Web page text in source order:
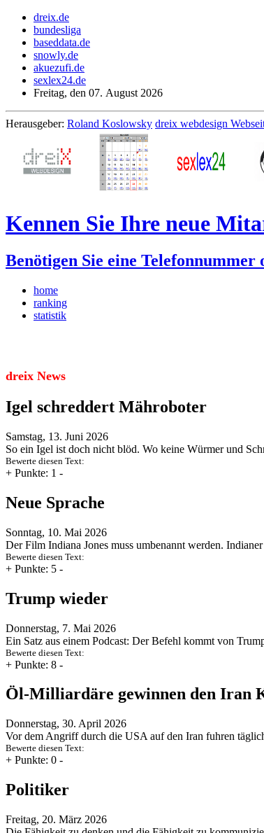
dreix.de
bundesliga
baseddata.de
snowly.de
akuezufi.de
sexlex24.de
Freitag, den 07. August 2026
Herausgeber: Roland Koslowsky dreix webdesign
Kennen Sie Ihre neue
Benötigen Sie eine
home
ranking
statistik
dreix News
Igel schreddert Mähroboter
Samstag, 13. Juni 2026
So ein Igel ist doch nicht blöd. Wo keine Würmer und
Bewerte diesen Text:
+ Punkte: 1 -
Neue Sprache
Sonntag, 10. Mai 2026
Der Film Indiana Jones muss umbenannt werden.
Bewerte diesen Text:
+ Punkte: 5 -
Trump wieder
Donnerstag, 7. Mai 2026
Ein Satz aus einem Podcast: Der Befehl kommt von
Bewerte diesen Text:
+ Punkte: 8 -
Öl-Milliardäre gewinnen den Iran
Donnerstag, 30. April 2026
Vor dem Angriff durch die USA auf den Iran fuhren
Bewerte diesen Text:
+ Punkte: 0 -
Politiker
Freitag, 20. März 2026